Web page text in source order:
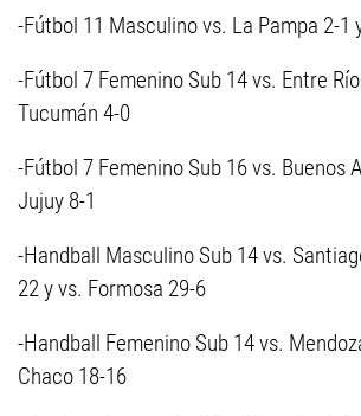
-Fútbol 11 Masculino vs. La Pampa 2-1
-Fútbol 7 Femenino Sub 14 vs. Entre
Tucumán 4-0
-Fútbol 7 Femenino Sub 16 vs. Buenos
Jujuy 8-1
-Handball Masculino Sub 14 vs.
22 y vs. Formosa 29-6
-Handball Femenino Sub 14 vs.
Chaco 18-16